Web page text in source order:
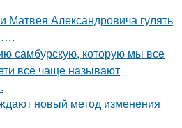
Матвея Александровича гулять
….
самбурскую, которую мы все
всё чаще называют
новый метод изменения